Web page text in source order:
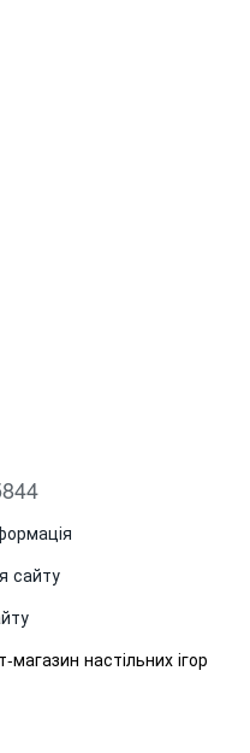
сайту
магазин настільних ігор